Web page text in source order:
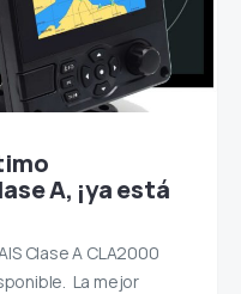
A, ¡ya está
Clase A CLA2000
La mejor